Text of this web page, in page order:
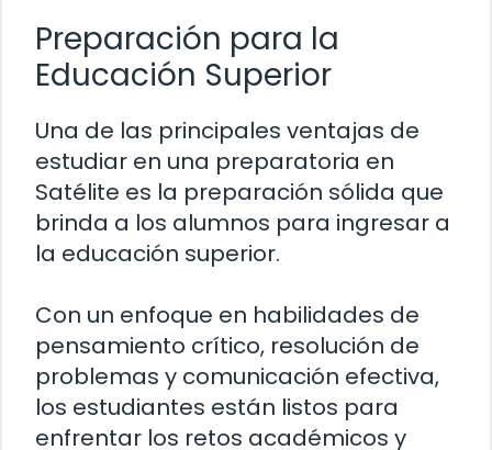
Preparación para la
Educación Superior
Una de las principales ventajas de
estudiar en una preparatoria en
Satélite es la preparación sólida que
brinda a los alumnos para ingresar a
la educación superior.
Con un enfoque en habilidades de
pensamiento crítico, resolución de
problemas y comunicación efectiva,
los estudiantes están listos para
enfrentar los retos académicos y